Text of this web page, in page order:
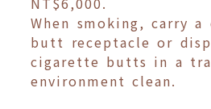
When smoking, carry a
butt receptacle or
cigarette butts in a
environment clean.